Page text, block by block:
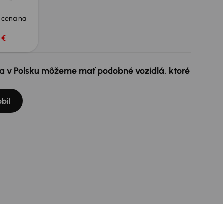
na
v Polsku môžeme mať podobné vozidlá, ktoré